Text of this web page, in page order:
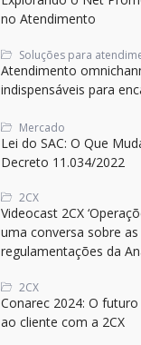
no Atendimento
Soluções para
Atendimento
indispensáveis para
Mercado
Lei do SAC: O Que
Decreto 11.034/2022
2CX
Videocast 2CX
uma conversa sobre
regulamentações da
2CX
Conarec 2024: O
ao cliente com a 2CX